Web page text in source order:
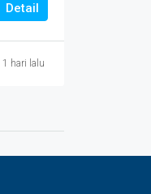
Detail
1 hari lalu